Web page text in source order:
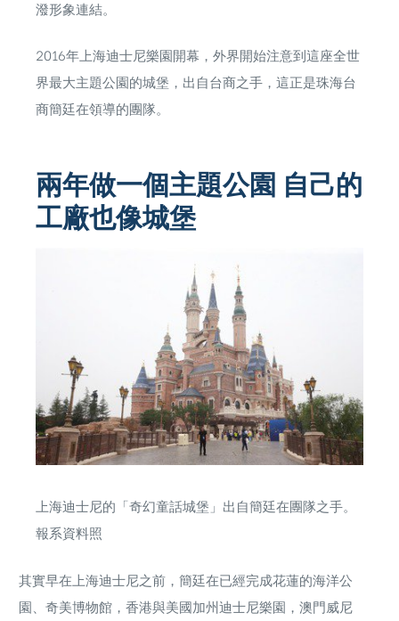
潑形象連結。
2016年上海迪士尼樂園開幕，外界開始注意到這座全世
界最大主題公園的城堡，出自台商之手，這正是珠海台
商簡廷在領導的團隊。
兩年做一個主題公園 自己的
工廠也像城堡
上海迪士尼的「奇幻童話城堡」出自簡廷在團隊之手。
報系資料照
其實早在上海迪士尼之前，簡廷在已經完成花蓮的海洋公
園、奇美博物館，香港與美國加州迪士尼樂園，澳門威尼